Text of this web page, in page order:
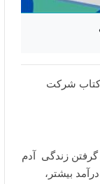
کتاب شرکت
زندگی آدم
بیشتر،